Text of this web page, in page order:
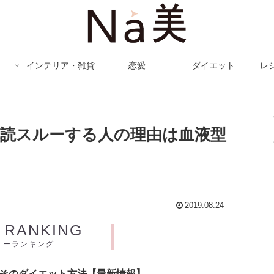
インテリア・雑貨 恋愛 ダイエット レ
スルーする人の理由は血液型
2019.08.24
ーランキング